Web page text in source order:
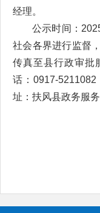
经理。
公示时间：
社会各界进行监督
传真至县行政审批
话：0917-
址：扶风县政
扶